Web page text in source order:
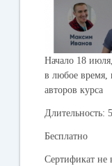
Начало 18
в любое время,
авторов курса
Длительность:
Бесплатно
Сертификат не